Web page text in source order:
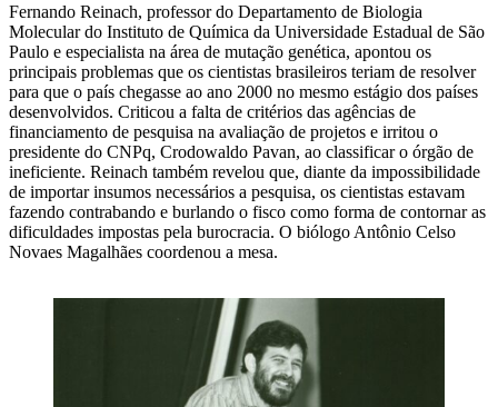
Fernando Reinach, professor do Departamento de Biologia
Molecular do Instituto de Química da Universidade Estadual de São
Paulo e especialista na área de mutação genética, apontou os
principais problemas que os cientistas brasileiros teriam de resolver
para que o país chegasse ao ano 2000 no mesmo estágio dos países
desenvolvidos. Criticou a falta de critérios das agências de
financiamento de pesquisa na avaliação de projetos e irritou o
presidente do CNPq, Crodowaldo Pavan, ao classificar o órgão de
ineficiente. Reinach também revelou que, diante da impossibilidade
de importar insumos necessários a pesquisa, os cientistas estavam
fazendo contrabando e burlando o fisco como forma de contornar as
dificuldades impostas pela burocracia. O biólogo Antônio Celso
Novaes Magalhães coordenou a mesa.